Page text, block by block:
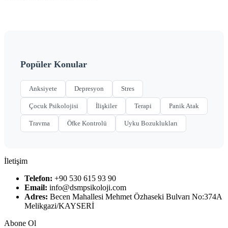
Popüler Konular
Anksiyete Depresyon Stres
Çocuk Psikolojisi İlişkiler Terapi Panik Atak
Travma Öfke Kontrolü Uyku Bozuklukları
İletişim
Telefon: +90 530 615 93 90
Email: info@dsmpsikoloji.com
Adres: Becen Mahallesi Mehmet Özhaseki Bulvarı No:374A
Melikgazi/KAYSERİ
Abone Ol